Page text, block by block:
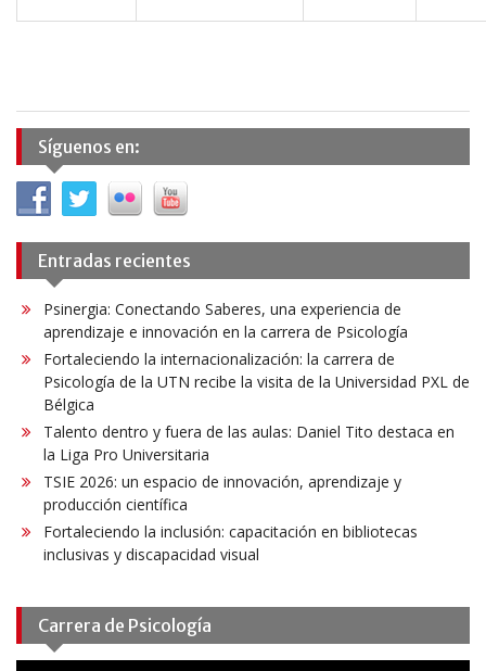
Síguenos en:
Entradas recientes
Psinergia: Conectando Saberes, una experiencia de
aprendizaje e innovación en la carrera de Psicología
Fortaleciendo la internacionalización: la carrera de
Psicología de la UTN recibe la visita de la Universidad PXL de
Bélgica
Talento dentro y fuera de las aulas: Daniel Tito destaca en
la Liga Pro Universitaria
TSIE 2026: un espacio de innovación, aprendizaje y
producción científica
Fortaleciendo la inclusión: capacitación en bibliotecas
inclusivas y discapacidad visual
Carrera de Psicología